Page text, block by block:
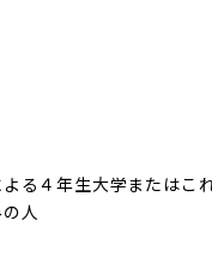
る４年生大学またはこ
人